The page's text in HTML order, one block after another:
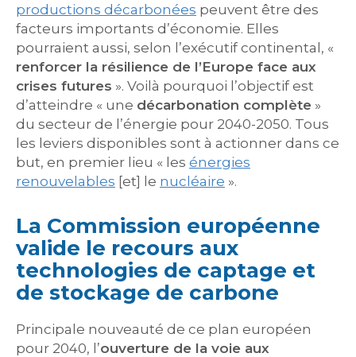
productions décarbonées peuvent être des
facteurs importants d’économie. Elles
pourraient aussi, selon l’exécutif continental, «
renforcer la résilience de l’Europe face aux
crises futures ». Voilà pourquoi l’objectif est
d’atteindre « une décarbonation complète »
du secteur de l’énergie pour 2040-2050. Tous
les leviers disponibles sont à actionner dans ce
but, en premier lieu « les énergies
renouvelables [et] le nucléaire ».
La Commission européenne
valide le recours aux
technologies de captage et
de stockage de carbone
Principale nouveauté de ce plan européen
pour 2040, l’ouverture de la voie aux